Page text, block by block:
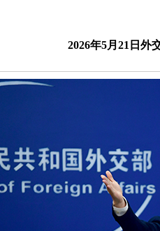
2026年5月21日外